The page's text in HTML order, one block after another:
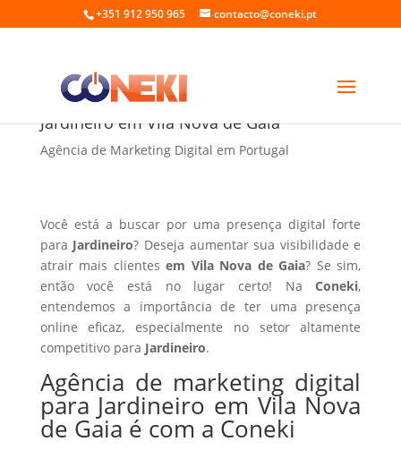
+351 912 950 965 contacto@coneki.pt
Agência de marketing digital para
Jardineiro em Vila Nova de Gaia
Agência de Marketing Digital em Portugal
Você está a buscar por uma presença digital forte
para Jardineiro? Deseja aumentar sua visibilidade e
atrair mais clientesem Vila Nova de Gaia? Se sim,
então você está no lugar certo! NaConeki,
entendemos a importância de ter uma presença
online eficaz, especialmente no setor altamente
competitivo para Jardineiro.
Agência de marketing digital
para Jardineiro em Vila Nova
de Gaia é com a Coneki